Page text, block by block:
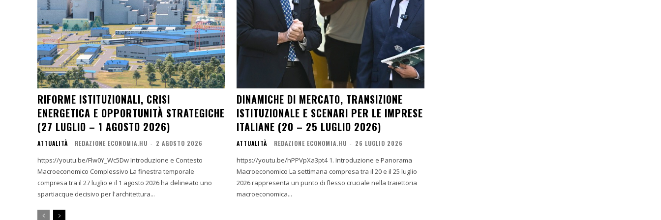
RIFORME ISTITUZIONALI, CRISI
ENERGETICA E OPPORTUNITÀ STRATEGICHE
(27 LUGLIO – 1 AGOSTO 2026)
ATTUALITÀ REDAZIONE ECONOMIA.HU - 2 AGOSTO 2026
https://youtu.be/Flw0Y_Wc5Dw Introduzione e Contesto
Macroeconomico Complessivo La finestra temporale
compresa tra il 27 luglio e il 1 agosto 2026 ha delineato uno
spartiacque decisivo per l'architettura...
DINAMICHE DI MERCATO, TRANSIZIONE
ISTITUZIONALE E SCENARI PER LE IMPRESE
ITALIANE (20 – 25 LUGLIO 2026)
ATTUALITÀ REDAZIONE ECONOMIA.HU - 26 LUGLIO 2026
https://youtu.be/hPPVpXa3pt4 1. Introduzione e Panorama
Macroeconomico La settimana compresa tra il 20 e il 25 luglio
2026 rappresenta un punto di flesso cruciale nella traiettoria
macroeconomica...